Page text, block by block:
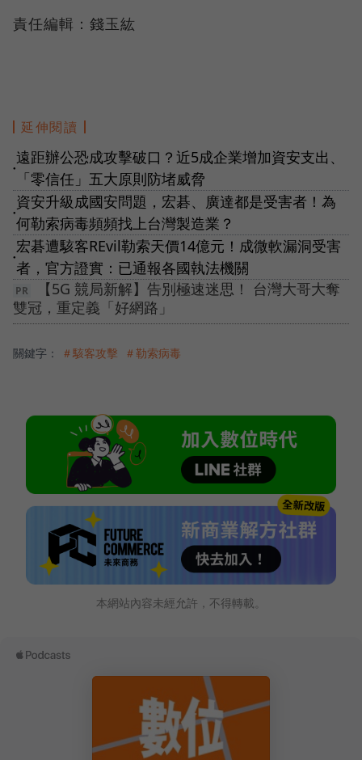
責任編輯：錢玉紘
延伸閱讀
●
遠距辦公恐成攻擊破口？近5成企業增加資安支出、
「零信任」五大原則防堵威脅
●
資安升級成國安問題，宏碁、廣達都是受害者！為
何勒索病毒頻頻找上台灣製造業？
●
宏碁遭駭客REvil勒索天價14億元！成微軟漏洞受害
者，官方證實：已通報各國執法機關
【5G 競局新解】告別極速迷思！ 台灣大哥大奪
雙冠，重定義「好網路」
關鍵字： ＃駭客攻擊 ＃勒索病毒
本網站內容未經允許，不得轉載。